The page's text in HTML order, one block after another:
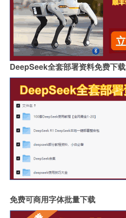
DeepSeek全套部署资料免费下载
免费可商用字体批量下载